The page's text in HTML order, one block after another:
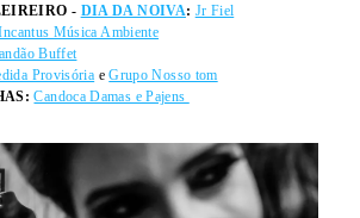
- DIA DA NOIVA: Jr Fiel
Música Ambiente
Buffet
Provisória eGrupo Nosso tom
Candoca Damas e Pajens